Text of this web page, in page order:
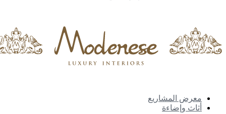
معرض المشاريع
أثاث وإضاءة